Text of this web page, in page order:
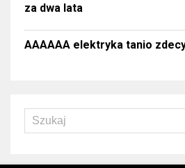
za dwa lata
AAAAAA elektryka tanio